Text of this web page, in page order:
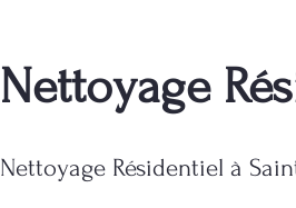
Nettoyage
Nettoyage Résidentiel à